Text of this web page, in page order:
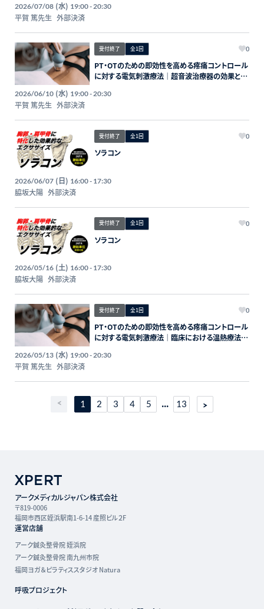
2026/07/08 (水) 19:00 - 20:30
平賀 篤先生 外部決済
受付終了 全1回 0
PT・OTのための即効性を高める疼痛コントロール
に対する電気刺激療法｜超音波治療器の効果と臨
2026/06/10 (水) 19:00 - 20:30
平賀 篤先生 外部決済
受付終了 全1回 0
ソラコン
2026/06/07 (日) 16:00 - 17:30
脇坂大陽 外部決済
受付終了 全1回 0
ソラコン
2026/05/16 (土) 16:00 - 17:30
脇坂大陽 外部決済
受付終了 全1回 0
PT・OTのための即効性を高める疼痛コントロール
に対する電気刺激療法｜臨床における温熱療法の
2026/05/13 (水) 19:00 - 20:30
平賀 篤先生 外部決済
1 2 3 4 5 ... 13
アークメディカルジャパン株式会社
〒819-0006
福岡市西区姪浜駅南1-6-14 産照ビル２F
運営店舗
アーク鍼灸整骨院 姪浜院
アーク鍼灸整骨院 南九州市院
福岡ヨガ＆ピラティススタジオ Natura
呼吸プロジェクト